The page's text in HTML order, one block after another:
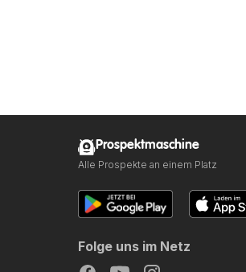
Prospektmaschine
Alle Prospekte an einem Platz
Folge uns im Netz